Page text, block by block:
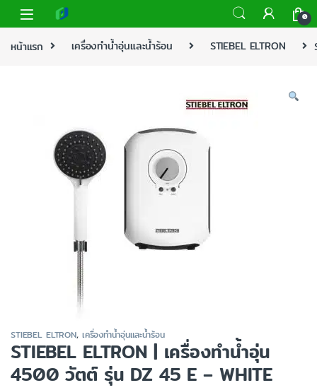
0
หน้าแรก เครื่องทำน้ำอุ่นและน้ำร้อน STIEBEL ELTRON
STIEBEL ELTRON, เครื่องทำน้ำอุ่นและน้ำร้อน
STIEBEL ELTRON | เครื่องทำน้ำอุ่น
4500 วัตต์ รุ่น DZ 45 E – WHITE